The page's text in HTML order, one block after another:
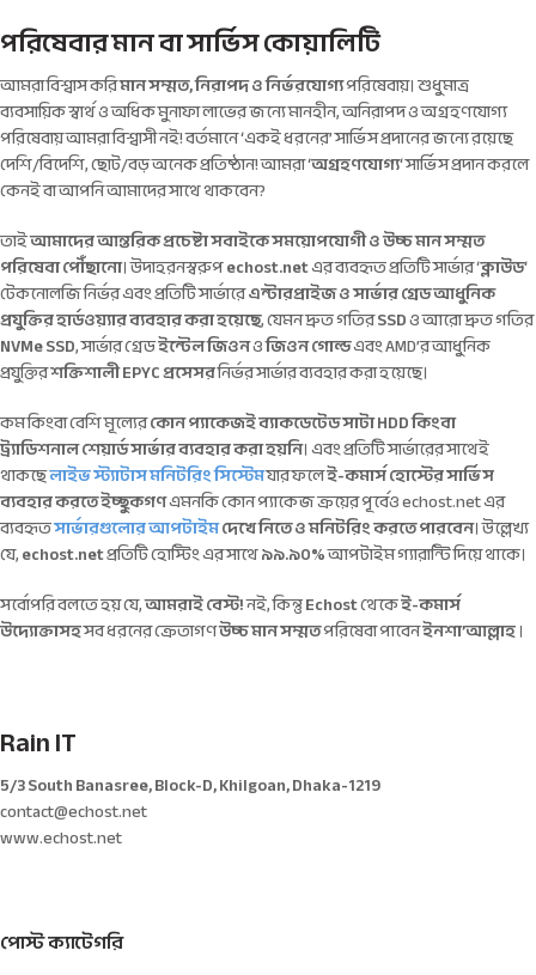
পরিষেবার মান বা সার্ভিস কোয়ালিটি
আমরা বিশ্বাস করিমান সম্মত, নিরাপদ ও নির্ভরযোগ্যপরিষেবায়। শুধুমাত্র
ব্যবসায়িক স্বার্থ ও অধিক মুনাফা লাভের জন্যে মানহীন, অনিরাপদ ও অগ্রহণযোগ্য
পরিষেবায় আমরা বিশ্বাসী নই! বর্তমানে ‘একই ধরনের’ সার্ভিস প্রদানের জন্যে রয়েছে
দেশি/বিদেশি, ছোট/বড় অনেক প্রতিষ্ঠান! আমরা ‘অগ্রহণযোগ্য‘ সার্ভিস প্রদান করলে
কেনই বা আপনি আমাদের সাথে থাকবেন?
তাইআমাদের আন্তরিক প্রচেষ্টা সবাইকে সময়োপযোগী ও উচ্চ মান সম্মত
পরিষেবা পৌঁছানো। উদাহরনস্বরুপechost.netএর ব্যবহৃত প্রতিটি সার্ভার ‘ক্লাউড‘
টেকনোলজি নির্ভর এবং প্রতিটি সার্ভারেএন্টারপ্রাইজ ও সার্ভার গ্রেড আধুনিক
প্রযুক্তির হার্ডওয়্যার ব্যবহার করা হয়েছে, যেমন দ্রুত গতিরSSDও আরো দ্রুত গতির
NVMe SSD, সার্ভার গ্রেডইন্টেল জিওনওজিওন গোল্ডএবং AMD’র আধুনিক
প্রযুক্তিরশক্তিশালী EPYC প্রসেসরনির্ভর সার্ভার ব্যবহার করা হয়েছে।
কম কিংবা বেশি মূল্যেরকোন প্যাকেজই ব্যাকডেটেড সাটা HDD কিংবা
ট্র্যাডিশনাল শেয়ার্ড সার্ভার ব্যবহার করা হয়নি। এবং প্রতিটি সার্ভারের সাথেই
থাকছেলাইভ স্ট্যাটাস মনিটরিং সিস্টেমযার ফলেই-কমার্স হোস্টের সার্ভিস
ব্যবহার করতে ইচ্ছুকগণএমনকি কোন প্যাকেজ ক্রয়ের পূর্বেও echost.net এর
ব্যবহৃতসার্ভারগুলোর আপটাইমদেখে নিতে ও মনিটরিং করতে পারবেন। উল্লেখ্য
যে,echost.netপ্রতিটি হোস্টিং এর সাথে৯৯.৯০%আপটাইম গ্যারান্টি দিয়ে থাকে।
সর্বোপরি বলতে হয় যে,আমরাই বেস্ট!নই, কিন্তুEchostথেকেই-কমার্স
উদ্যোক্তাসহসব ধরনের ক্রেতাগণউচ্চ মান সম্মতপরিষেবা পাবেনইনশা’আল্লাহ।
Rain IT
5/3 South Banasree, Block-D, Khilgoan, Dhaka-1219
contact@echost.net
www.echost.net
পোস্ট ক্যাটেগরি